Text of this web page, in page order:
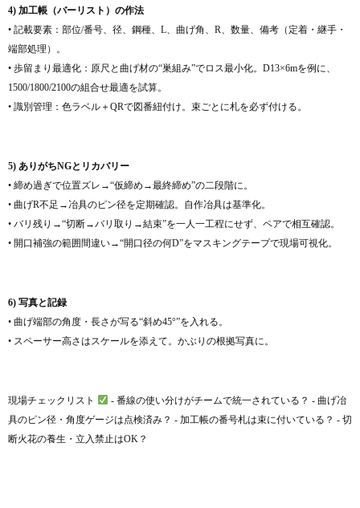
4) 加工帳（バーリスト）の作法
• 記載要素：部位/番号、径、鋼種、L、曲げ角、R、数量、備考（定着・継手・
端部処理）。
• 歩留まり最適化：原尺と曲げ材の“巣組み”でロス最小化。D13×6mを例に、
1500/1800/2100の組合せ最適を試算。
• 識別管理：色ラベル＋QRで図番紐付け。束ごとに札を必ず付ける。
5) ありがちNGとリカバリー
• 締め過ぎで位置ズレ→“仮締め→最終締め”の二段階に。
• 曲げR不足→冶具のピン径を定期確認。自作冶具は基準化。
• バリ残り→“切断→バリ取り→結束”を一人一工程にせず、ペアで相互確認。
• 開口補強の範囲間違い→“開口径の何D”をマスキングテープで現場可視化。
6) 写真と記録
• 曲げ端部の角度・長さが写る“斜め45°”を入れる。
• スペーサー高さはスケールを添えて。かぶりの根拠写真に。
現場チェックリスト
- 番線の使い分けがチームで統一されている？ - 曲げ冶
具のピン径・角度ゲージは点検済み？ - 加工帳の番号札は束に付いている？ - 切
断火花の養生・立入禁止はOK？